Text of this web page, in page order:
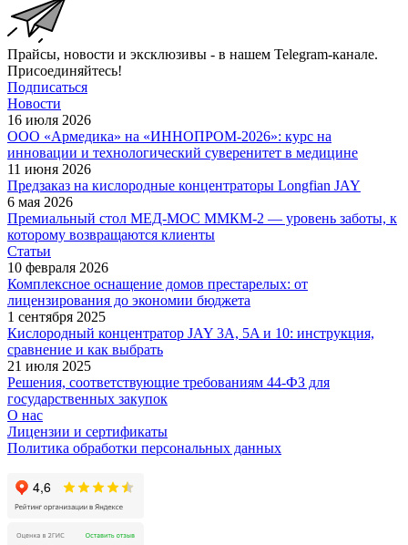
Прайсы, новости и эксклюзивы - в нашем Telegram-канале.
Присоединяйтесь!
Подписаться
Новости
16 июля 2026
ООО «Армедика» на «ИННОПРОМ-2026»: курс на
инновации и технологический суверенитет в медицине
11 июня 2026
Предзаказ на кислородные концентраторы Longfian JAY
6 мая 2026
Премиальный стол МЕД-МОС ММКМ-2 — уровень заботы, к
которому возвращаются клиенты
Статьи
10 февраля 2026
Комплексное оснащение домов престарелых: от
лицензирования до экономии бюджета
1 сентября 2025
Кислородный концентратор JAY 3A, 5A и 10: инструкция,
сравнение и как выбрать
21 июля 2025
Решения, соответствующие требованиям 44-ФЗ для
государственных закупок
О нас
Лицензии и сертификаты
Политика обработки персональных данных